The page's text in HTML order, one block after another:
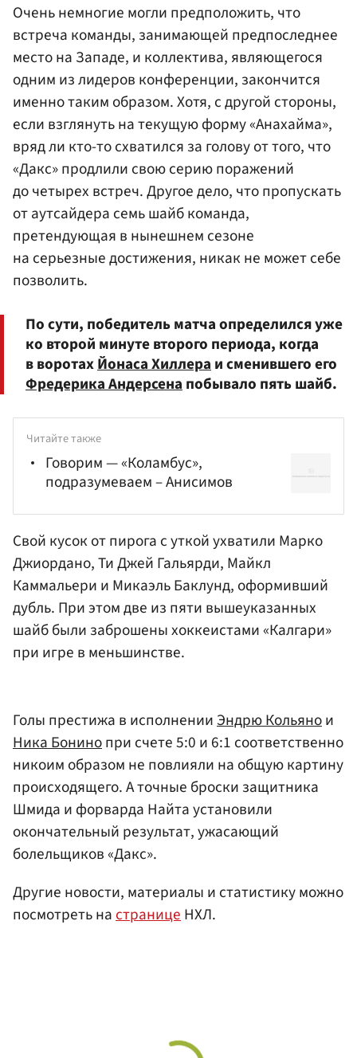
Очень немногие могли предположить, что
встреча команды, занимающей предпоследнее
место на Западе, и коллектива, являющегося
одним из лидеров конференции, закончится
именно таким образом. Хотя, с другой стороны,
если взглянуть на текущую форму «Анахайма»,
вряд ли кто-то схватился за голову от того, что
«Дакс» продлили свою серию поражений
до четырех встреч. Другое дело, что пропускать
от аутсайдера семь шайб команда,
претендующая в нынешнем сезоне
на серьезные достижения, никак не может себе
позволить.
По сути, победитель матча определился уже
ко второй минуте второго периода, когда
в воротахЙонаса Хиллераи сменившего его
Фредерика Андерсенапобывало пять шайб.
Читайте также
Говорим — «Коламбус»,
подразумеваем – Анисимов
Свой кусок от пирога с уткой ухватили Марко
Джиордано, Ти Джей Гальярди, Майкл
Каммальери и Микаэль Баклунд, оформивший
дубль. При этом две из пяти вышеуказанных
шайб были заброшены хоккеистами «Калгари»
при игре в меньшинстве.
Голы престижа в исполненииЭндрю Кольянои
Ника Бонинопри счете 5:0 и 6:1 соответственно
никоим образом не повлияли на общую картину
происходящего. А точные броски защитника
Шмида и форварда Найта установили
окончательный результат, ужасающий
болельщиков «Дакс».
Другие новости, материалы и статистику можно
посмотреть настраницеНХЛ.